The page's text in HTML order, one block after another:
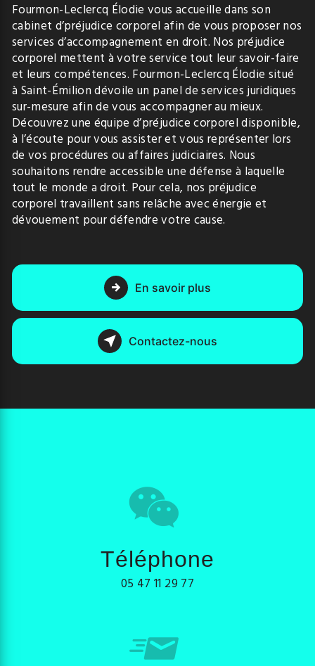
Fourmon-Leclercq Élodie vous accueille dans son
cabinet d’préjudice corporel afin de vous proposer nos
services d’accompagnement en droit. Nos préjudice
corporel mettent à votre service tout leur savoir-faire
et leurs compétences. Fourmon-Leclercq Élodie situé
à Saint-Émilion dévoile un panel de services juridiques
sur-mesure afin de vous accompagner au mieux.
Découvrez une équipe d’préjudice corporel disponible,
à l’écoute pour vous assister et vous représenter lors
de vos procédures ou affaires judiciaires. Nous
souhaitons rendre accessible une défense à laquelle
tout le monde a droit. Pour cela, nos préjudice
corporel travaillent sans relâche avec énergie et
dévouement pour défendre votre cause.
En savoir plus
Contactez-nous
Téléphone
05 47 11 29 77